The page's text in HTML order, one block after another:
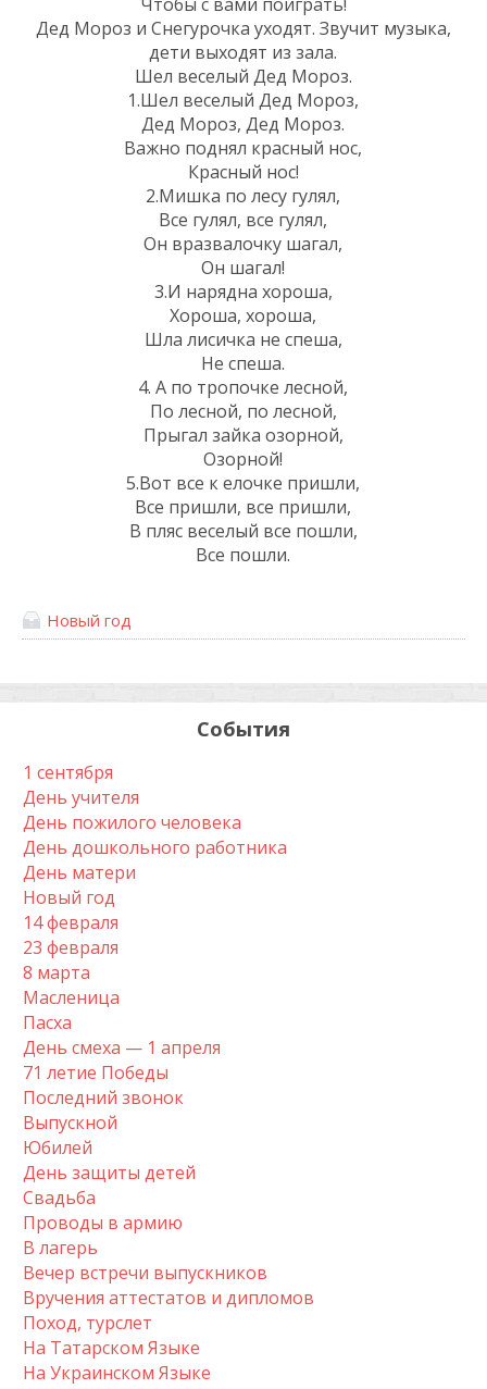
Дед Мороз и Снегурочка уходят. Звучит музыка,
дети выходят из зала.
Шел веселый Дед Мороз.
1.Шел веселый Дед Мороз,
Дед Мороз, Дед Мороз.
Важно поднял красный нос,
Красный нос!
2.Мишка по лесу гулял,
Все гулял, все гулял,
Он вразвалочку шагал,
Он шагал!
3.И нарядна хороша,
Хороша, хороша,
Шла лисичка не спеша,
Не спеша.
4. А по тропочке лесной,
По лесной, по лесной,
Прыгал зайка озорной,
Озорной!
5.Вот все к елочке пришли,
Все пришли, все пришли,
В пляс веселый все пошли,
Все пошли.
Новый год
События
1 сентября
День учителя
День пожилого человека
День дошкольного работника
День матери
Новый год
14 февраля
23 февраля
8 марта
Масленица
Пасха
День смеха — 1 апреля
71 летие Победы
Последний звонок
Выпускной
Юбилей
День защиты детей
Свадьба
Проводы в армию
В лагерь
Вечер встречи выпускников
Вручения аттестатов и дипломов
Поход, турслет
На Татарском Языке
На Украинском Языке